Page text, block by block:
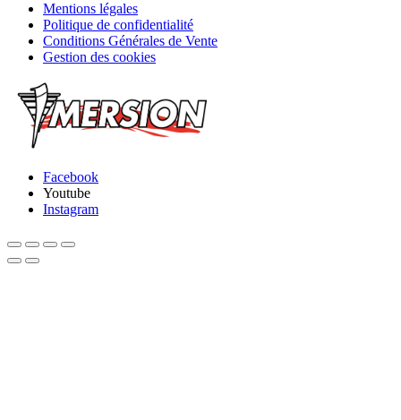
Mentions légales
Politique de confidentialité
Conditions Générales de Vente
Gestion des cookies
Facebook
Youtube
Instagram